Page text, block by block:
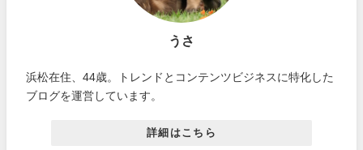
うさ
浜松在住、44歳。トレンドとコンテンツビジネスに特化した
ブログを運営しています。
詳細はこちら